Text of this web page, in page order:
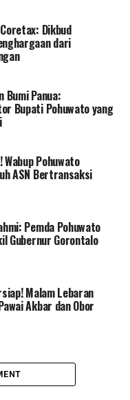
CFD akan berpusat
pemanfaatan empat
Adapun
hingga 09.00 WITA.
diharapkan dapat
guna mendukung
Bupati Iwan Adam.
sangat
sukses,
dari seluruh OPD
lagi. Melalui
pegawai
masyarakat untuk
di Bundaran
pemerintah daerah
agar setiap akhir
Dikbud
dari
Bumi Panua:
Bupati Pohuwato yang
Pohuwato
ASN Bertransaksi
Pemda Pohuwato
Gubernur Gorontalo
Malam Lebaran
Akbar dan Obor